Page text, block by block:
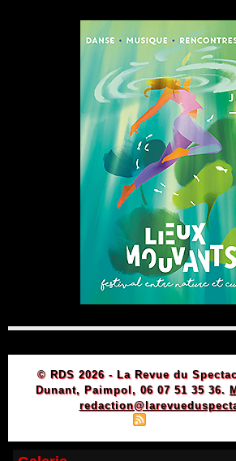
© RDS 2026 - La Revue du
Dunant, Paimpol, 06 07 51 35 36.